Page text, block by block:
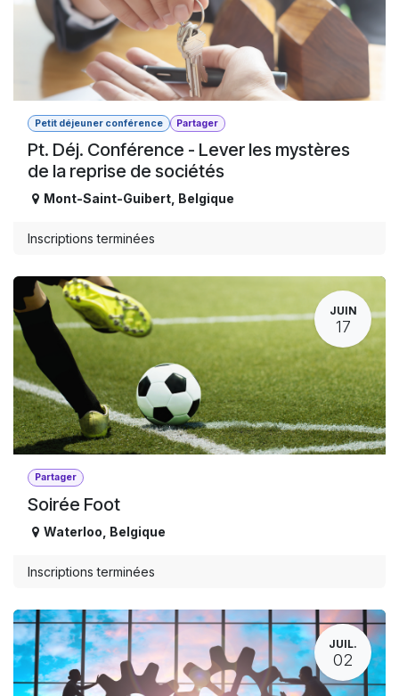
Petit déjeuner conférence Partager
Pt. Déj. Conférence - Lever les mystères
de la reprise de sociétés
Mont-Saint-Guibert Belgique
Inscriptions terminées
JUIN
17
Partager
Soirée Foot
Waterloo Belgique
Inscriptions terminées
JUIL.
02